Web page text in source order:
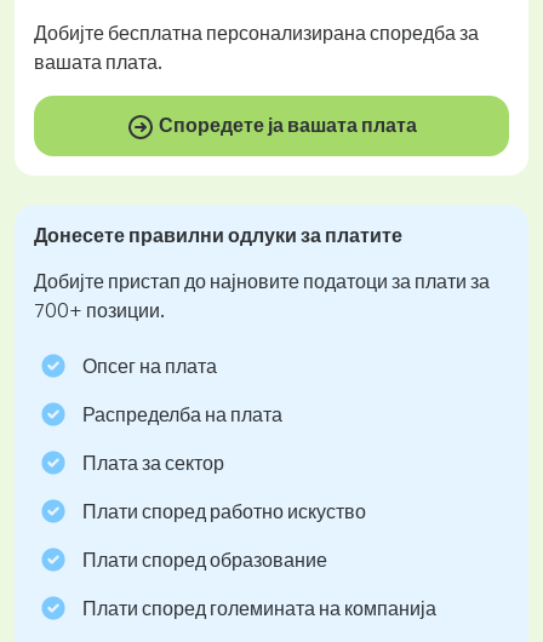
Добијте бесплатна персонализирана споредба за
вашата плата.
Споредете ја вашата плата
Донесете правилни одлуки за платите
Добијте пристап до најновите податоци за плати за
700+ позиции.
Опсег на плата
Распределба на плата
Плата за сектор
Плати според работно искуство
Плати според образование
Плати според големината на компанија